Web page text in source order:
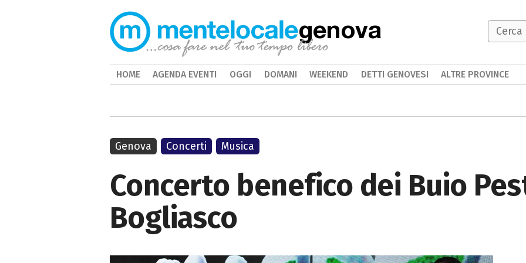
Concerto benefico dei Buio
Bogliasco
Genova Concerti Musica
genova
HOME AGENDA EVENTI OGGI DOMANI WEEKEND DETTI GENOVESI ALTRE PROVINCE